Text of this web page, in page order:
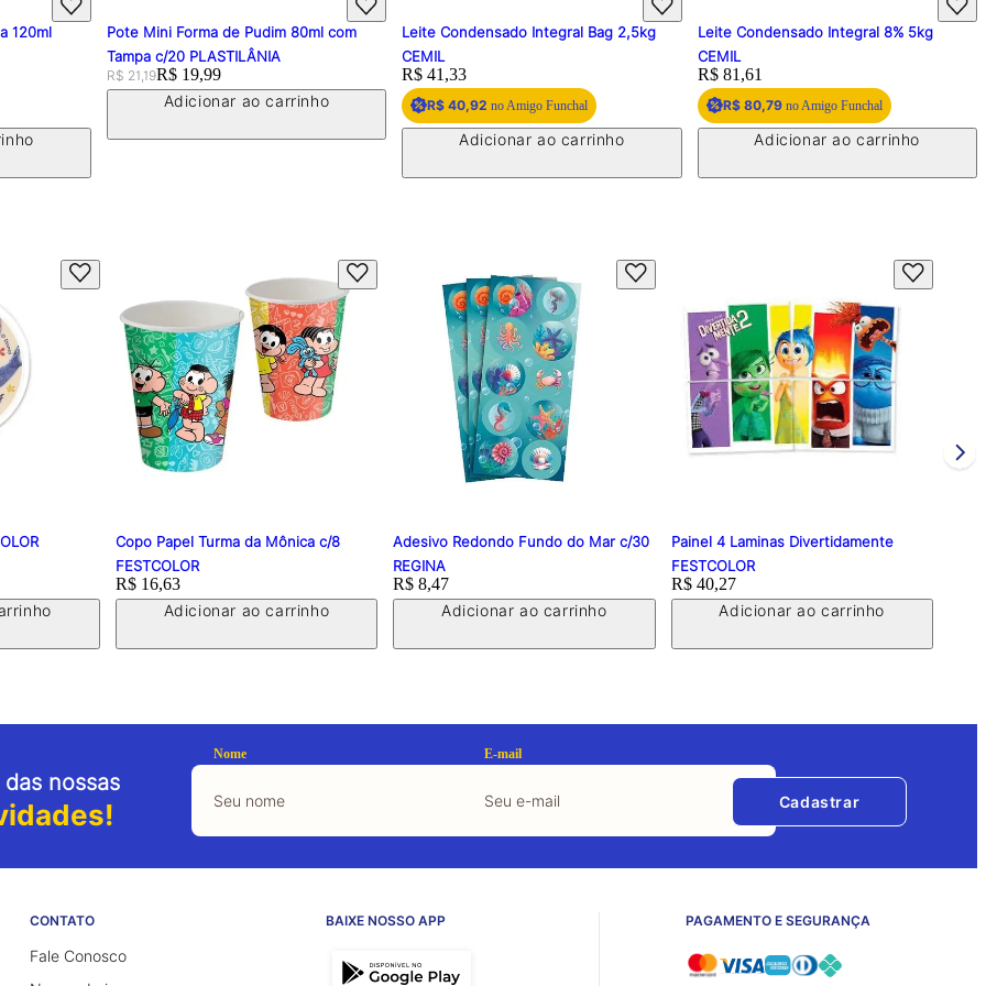
120ml
Pote Mini Forma de Pudim 80ml com
Tampa c/20 PLASTILÂNIA
Original price:
R$ 21,19Price:
R$ 19,99
Adicionar ao carrinho
Leite Condensado Integral Bag 2,5kg
CEMIL
Price:
R$ 41,33
R$ 40,92 no Amigo Funchal
Adicionar ao carrinho
Leite Condensado Integral 8% 5kg
CEMIL
Price:
R$ 81,61
R$ 80,79no Amigo Funchal
Adicionar ao carrinho
Copo Papel Turma da Mônica c/8
FESTCOLOR
Price:
R$ 16,63
Adicionar ao carrinho
Adesivo Redondo Fundo do Mar c/30
REGINA
Price:
R$ 8,47
Adicionar ao carrinho
Painel 4 Laminas Divertidamente
FESTCOLOR
Price:
R$ 40,27
Adicionar ao carrinho
nossas
Nome E-mail
Cadastrar
CONTATO
Fale Conosco
BAIXE NOSSO APP PAGAMENTO E SEGURANÇA